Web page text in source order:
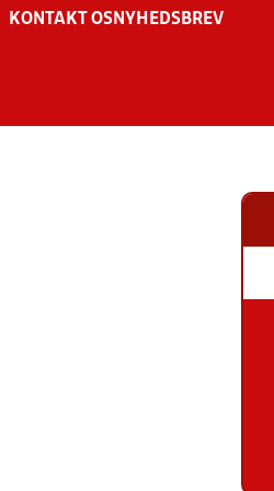
KONTAKT OS NYHEDSBREV